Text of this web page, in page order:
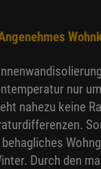
nur
nahezu keine
Durch den